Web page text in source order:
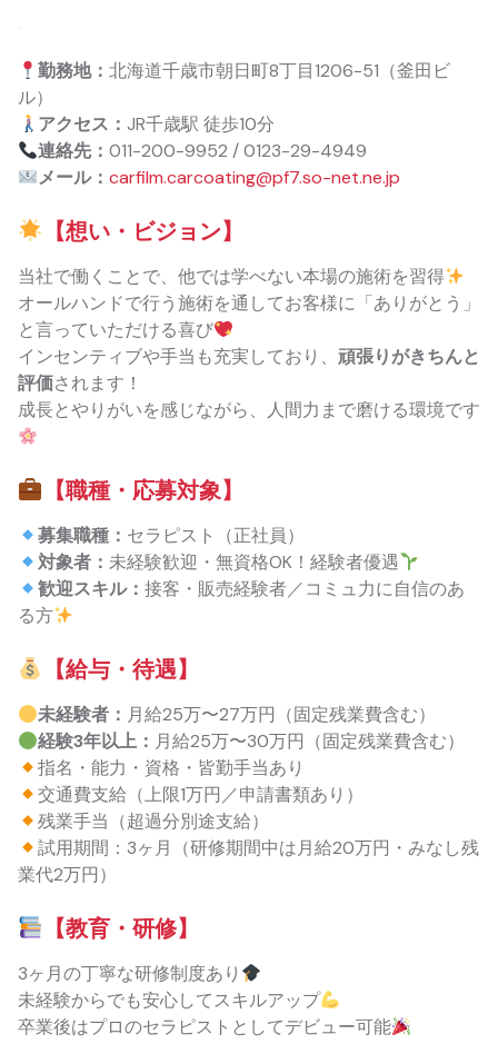
勤務地：北海道千歳市朝日町8丁目1206-51（釜田ビ
ル）
アクセス：JR千歳駅 徒歩10分
連絡先：011-200-9952 / 0123-29-4949
メール：carfilm.carcoating@pf7.so-net.ne.jp
【想い・ビジョン】
当社で働くことで、他では学べない本場の施術を習得
オールハンドで行う施術を通してお客様に「ありがとう」
と言っていただける喜び
インセンティブや手当も充実しており、 頑張りがきちんと
評価されます！
成長とやりがいを感じながら、人間力まで磨ける環境です
【職種・応募対象】
募集職種： セラピスト（正社員）
対象者：未経験歓迎・無資格OK！経験者優遇
歓迎スキル：接客・販売経験者／コミュ力に自信のあ
る方
【給与・待遇】
未経験者： 月給25万〜27万円（固定残業費含む）
経験3年以上： 月給25万〜30万円（固定残業費含む）
指名・能力・資格・皆勤手当あり
交通費支給（上限1万円／申請書類あり）
残業手当（超過分別途支給）
試用期間：3ヶ月（研修期間中は月給20万円・みなし残
業代2万円）
【教育・研修】
3ヶ月の丁寧な研修制度あり
未経験からでも安心してスキルアップ
卒業後はプロのセラピストとしてデビュー可能